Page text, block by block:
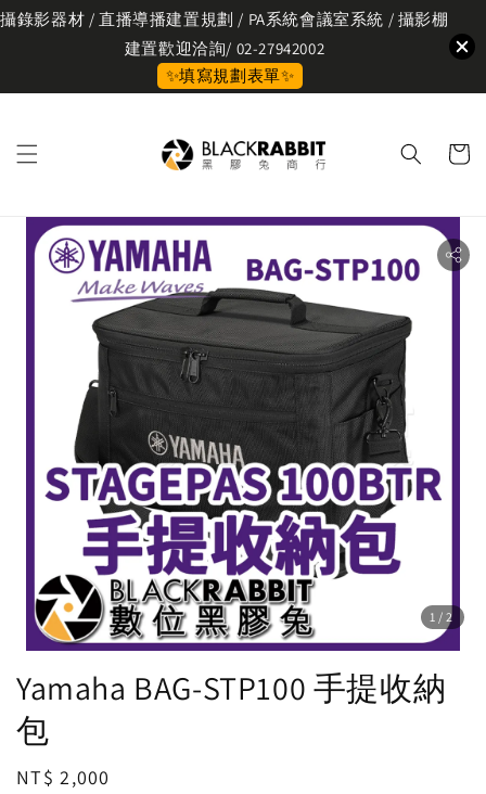
攝錄影器材 / 直播導播建置規劃 / PA系統會議室系統 / 攝影棚
建置歡迎洽詢/ 02-27942002
✨填寫規劃表單✨
1 /2
Yamaha BAG-STP100 手提收納
包
Regular
NT$ 2,000